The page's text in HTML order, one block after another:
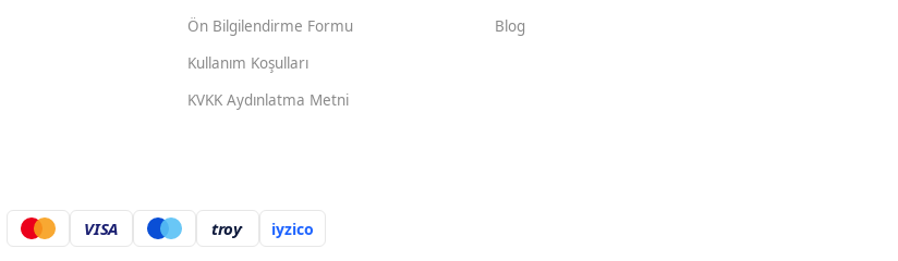
Ön Bilgilendirme Formu
Kullanım Koşulları
KVKK Aydınlatma Metni
Blog
VISA troy. iyzico